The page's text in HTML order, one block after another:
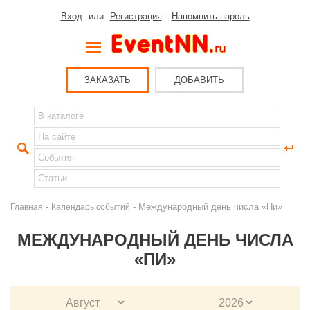
Вход или Регистрация Напомнить пароль
ЗАКАЗАТЬ ДОБАВИТЬ
Главная - Календарь событий - Международный день числа «Пи»
МЕЖДУНАРОДНЫЙ ДЕНЬ ЧИСЛА
«ПИ»